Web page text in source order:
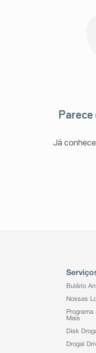
Parece
Já
Bulário
Nossas
Programa
Mais
Disk
Drogal